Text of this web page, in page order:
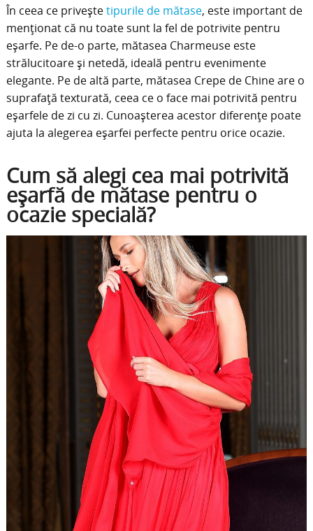
În ceea ce priveștetipurile de mătase, este important de
menționat că nu toate sunt la fel de potrivite pentru
eșarfe. Pe de-o parte, mătasea Charmeuse este
strălucitoare și netedă, ideală pentru evenimente
elegante. Pe de altă parte, mătasea Crepe de Chine are o
suprafață texturată, ceea ce o face mai potrivită pentru
eșarfele de zi cu zi. Cunoașterea acestor diferențe poate
ajuta la alegerea eșarfei perfecte pentru orice ocazie.
Cum să alegi cea mai potrivită
eșarfă de mătase pentru o
ocazie specială?